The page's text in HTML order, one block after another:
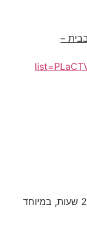
–
התקינו את אפליקצית n12 ותהיו מעודכנים 24 שעות, במיוחד